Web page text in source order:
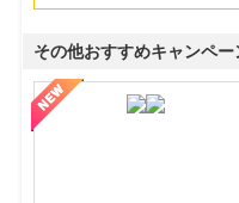
その他おすすめキャンペー